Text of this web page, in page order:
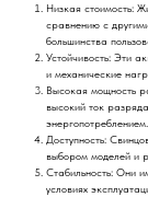
Низкая стоимость:
сравнению с
большинства
Устойчивость: Эти
и механические
Высокая мощность
высокий ток
энергопотреблением.
Доступность:
выбором моделей и
Стабильность: Они
условиях